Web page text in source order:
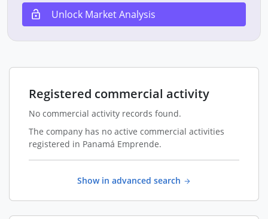
Unlock Market Analysis
Registered commercial activity
No commercial activity records found.
The company has no active commercial activities
registered in Panamá Emprende.
Show in advanced search